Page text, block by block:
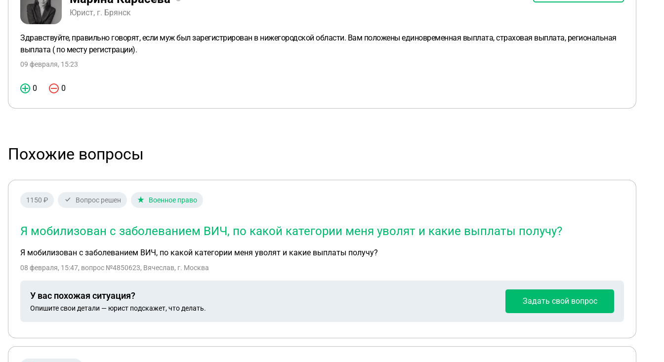
Юрист, г. Брянск
Здравствуйте, правильно говорят, если муж был зарегистрирован в нижегородской области. Вам положены единовременная выплата, страховая выплата, региональная
выплата ( по месту регистрации).
09 февраля, 15:23
0 0
Похожие вопросы
1150 ₽ Вопрос решен Военное право
Я мобилизован с заболеванием ВИЧ, по какой категории меня уволят и какие выплаты получу?
Я мобилизован с заболеванием ВИЧ, по какой категории меня уволят и какие выплаты получу?
08 февраля, 15:47, вопрос №4850623, Вячеслав, г. Москва
У вас похожая ситуация?
Опишите свои детали — юрист подскажет, что делать.
Задать свой вопрос